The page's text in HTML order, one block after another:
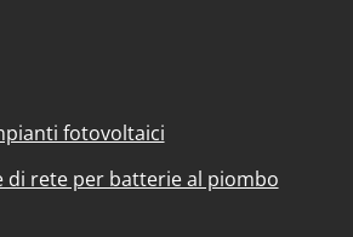
fotovoltaici
di rete per batterie al piombo